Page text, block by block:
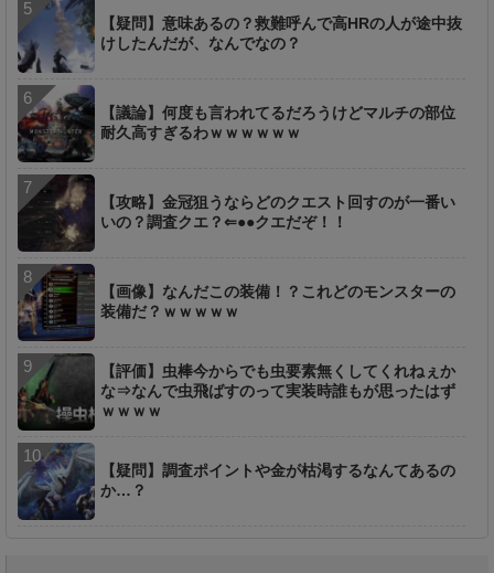
【疑問】意味あるの？救難呼んで高HRの人が途中抜
けしたんだが、なんでなの？
【議論】何度も言われてるだろうけどマルチの部位
耐久高すぎるわｗｗｗｗｗｗ
【攻略】金冠狙うならどのクエスト回すのが一番い
いの？調査クエ？⇐●●クエだぞ！！
【画像】なんだこの装備！？これどのモンスターの
装備だ？ｗｗｗｗｗ
【評価】虫棒今からでも虫要素無くしてくれねぇか
な⇒なんで虫飛ばすのって実装時誰もが思ったはず
ｗｗｗｗ
【疑問】調査ポイントや金が枯渇するなんてあるの
か…？